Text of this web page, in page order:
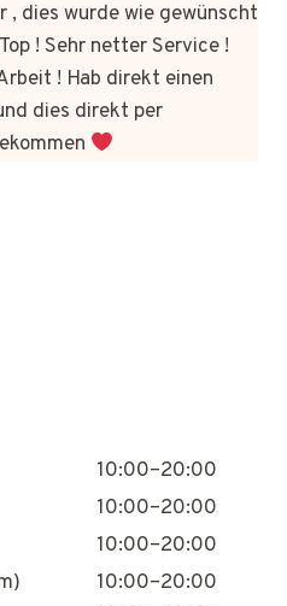
, dies wurde wie gewünscht
! Sehr netter Service !
! Hab direkt einen
dies direkt per
10:00–20:00
10:00–20:00
10:00–20:00
10:00–20:00